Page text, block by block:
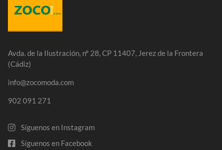
Avda. de la Ilustración, nº 28, CP 11407, Jerez de la Frontera
(Cádiz)
info@zocomoda.com
902 091 271
Síguenos en Instagram
Síguenos en Facebook